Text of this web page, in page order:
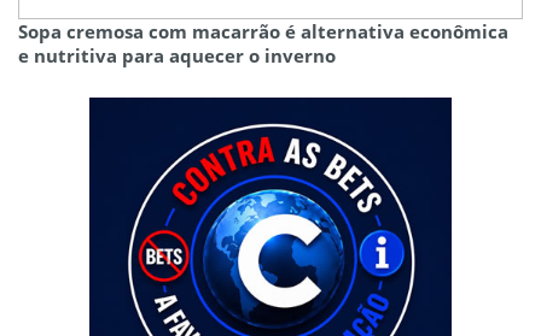
Sopa cremosa com macarrão é alternativa econômica
e nutritiva para aquecer o inverno